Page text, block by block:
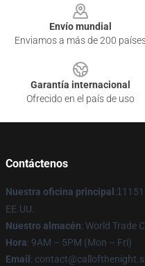
Envío mundial
Enviamos a más de 200
Garantía internacional
Ofrecido en el país de uso
Contáctenos
Nuestra oficina principal :1
EE.UU.
Nuestro almacén: World Trade
Hora: 9AM – 5PM (Mon – Fri)
Email :